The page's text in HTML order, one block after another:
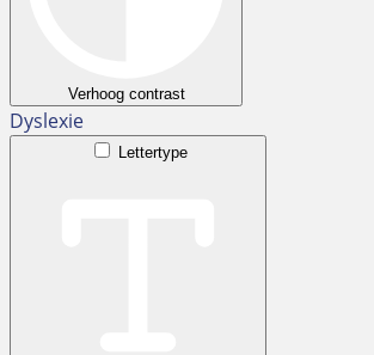
Verhoog contrast
Dyslexie
Lettertype